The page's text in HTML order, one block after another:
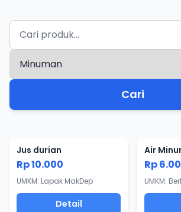
Cari
Jus durian
Rp 10.000
UMKM: Lapak MakDep
Detail
Rp
UMKM: